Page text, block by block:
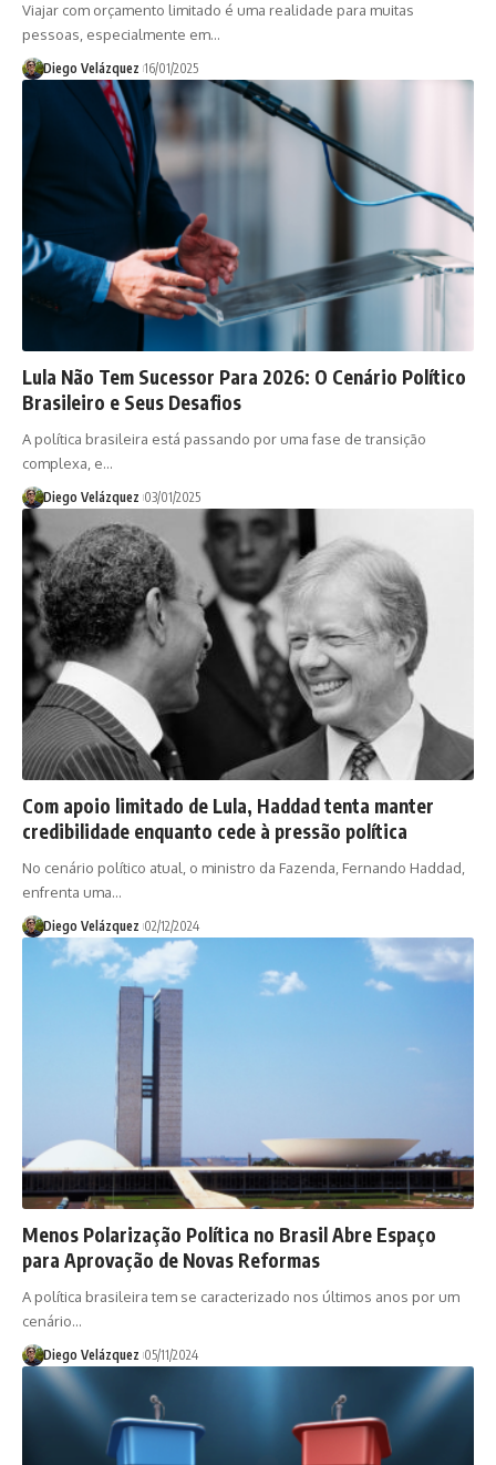
Viajar com orçamento limitado é uma realidade para muitas
pessoas, especialmente em…
Diego Velázquez 16/01/2025
Lula Não Tem Sucessor Para 2026: O Cenário Político
Brasileiro e Seus Desafios
A política brasileira está passando por uma fase de transição
complexa, e…
Diego Velázquez 03/01/2025
Com apoio limitado de Lula, Haddad tenta manter
credibilidade enquanto cede à pressão política
No cenário político atual, o ministro da Fazenda, Fernando Haddad,
enfrenta uma…
Diego Velázquez 02/12/2024
Menos Polarização Política no Brasil Abre Espaço
para Aprovação de Novas Reformas
A política brasileira tem se caracterizado nos últimos anos por um
cenário…
Diego Velázquez 05/11/2024